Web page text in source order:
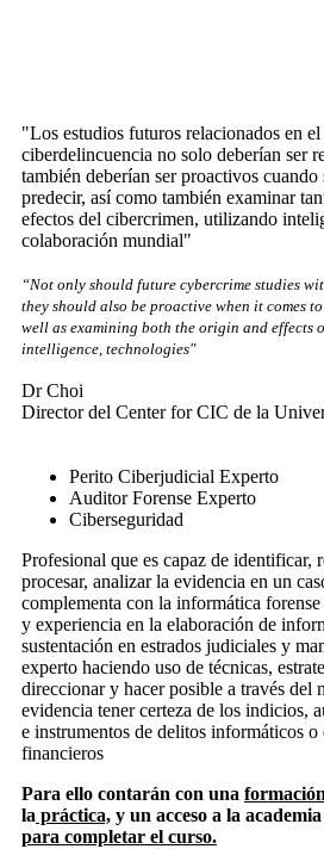
"Los estudios futuros relacionados en el
ciberdelincuencia no solo deberían ser
también deberían ser proactivos
predecir, así como también examinar
efectos del cibercrimen, utilizando
colaboración mundial"
“Not only should future cybercrime studies
they should also be proactive when it comes
well as examining both the origin and effects
intelligence, technologies"
Dr Choi
Director del Center for CIC de la
Perito Ciberjudicial Experto
Auditor Forense Experto
Ciberseguridad
Profesional que es capaz de identificar,
procesar, analizar la evidencia en un
complementa con la informática
y experiencia en la elaboración de
sustentación en estrados judiciales y
experto haciendo uso de técnicas,
direccionar y hacer posible a través del
evidencia tener certeza de los indicios,
e instrumentos de delitos informáticos
financieros
Para ello contarán con una formación
la práctica, y un acceso a la
para completar el curso.